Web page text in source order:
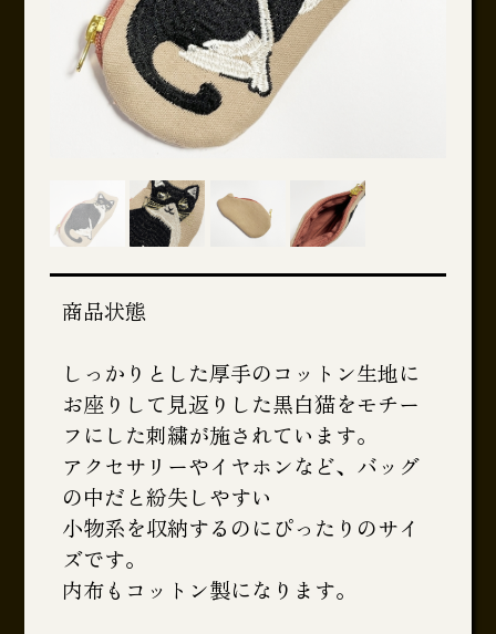
商品状態
しっかりとした厚手のコットン生地に
お座りして見返りした黒白猫をモチー
フにした刺繍が施されています。
アクセサリーやイヤホンなど、バッグ
の中だと紛失しやすい
小物系を収納するのにぴったりのサイ
ズです。
内布もコットン製になります。